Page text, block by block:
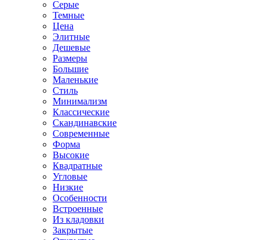
Серые
Темные
Цена
Элитные
Дешевые
Размеры
Большие
Маленькие
Стиль
Минимализм
Классические
Скандинавские
Современные
Форма
Высокие
Квадратные
Угловые
Низкие
Особенности
Встроенные
Из кладовки
Закрытые